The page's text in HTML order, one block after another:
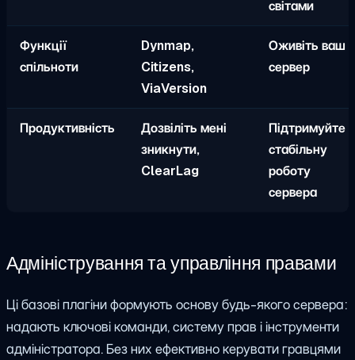
світами
Функції
спільноти
Dynmap,
Citizens,
ViaVersion
Оживіть ваш
сервер
Продуктивність
Дозвіліть мені
зникнути,
ClearLag
Підтримуйте
стабільну
роботу
сервера
Адміністрування та управління правами
Ці базові плагіни формують основу будь-якого сервера:
надають ключові команди, систему прав і інструменти
адміністратора. Без них ефективно керувати гравцями